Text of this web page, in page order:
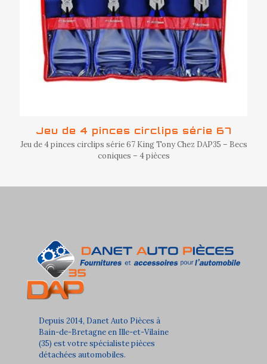
Jeu de 4 pinces circlips série 67
Jeu de 4 pinces circlips série 67 King Tony Chez DAP35 – Becs
coniques – 4 pièces
Depuis 2014, Danet Auto Pièces à
Bain-de-Bretagne en Ille-et-Vilaine
(35) est votre spécialiste pièces
détachées automobiles.